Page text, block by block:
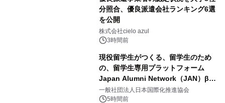
分照合、優良派遣会社ランキング6選
を公開
株式会社cielo azul
3時間前
現役留学生がつくる、留学生のため
の、留学生専用プラットフォーム
Japan Alumni Network（JAN）β版
をリリース
一般社団法人日本国際化推進協会
5時間前